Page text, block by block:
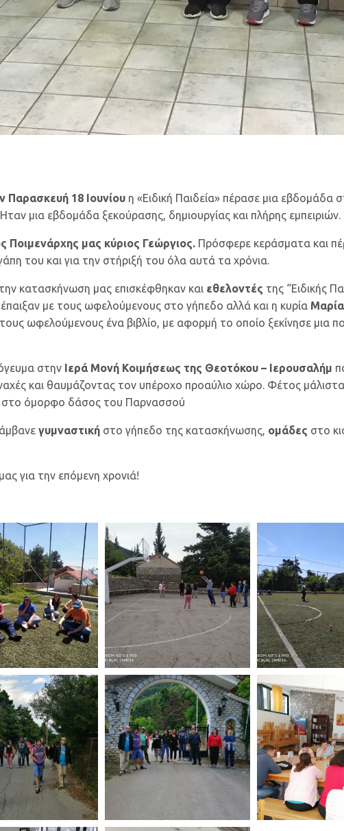
Παρασκευή 18 Ιουνίου η «Ειδική Παιδεία» πέρασε μια εβδομάδα
μια εβδομάδα ξεκούρασης, δημιουργίας και πλήρης εμπειριών.
Ποιμενάρχης μας κύριος Γεώργιος. Πρόσφερε κεράσματα και
του και για την στήριξή του όλα αυτά τα χρόνια.
κατασκήνωση μας επισκέφθηκαν και εθελοντές της “Ειδικής
έπαιξαν με τους ωφελούμενους στο γήπεδο αλλά και η κυρία
ωφελούμενους ένα βιβλίο, με αφορμή το οποίο ξεκίνησε μια
στην Ιερά Μονή Κοιμήσεως της Θεοτόκου – Ιερουσαλήμ
και θαυμάζοντας τον υπέροχο προαύλιο χώρο. Φέτος μάλιστα
στο όμορφο δάσος του Παρνασσού
γυμναστική στο γήπεδο της κατασκήνωσης, ομάδες στο
για την επόμενη χρονιά!